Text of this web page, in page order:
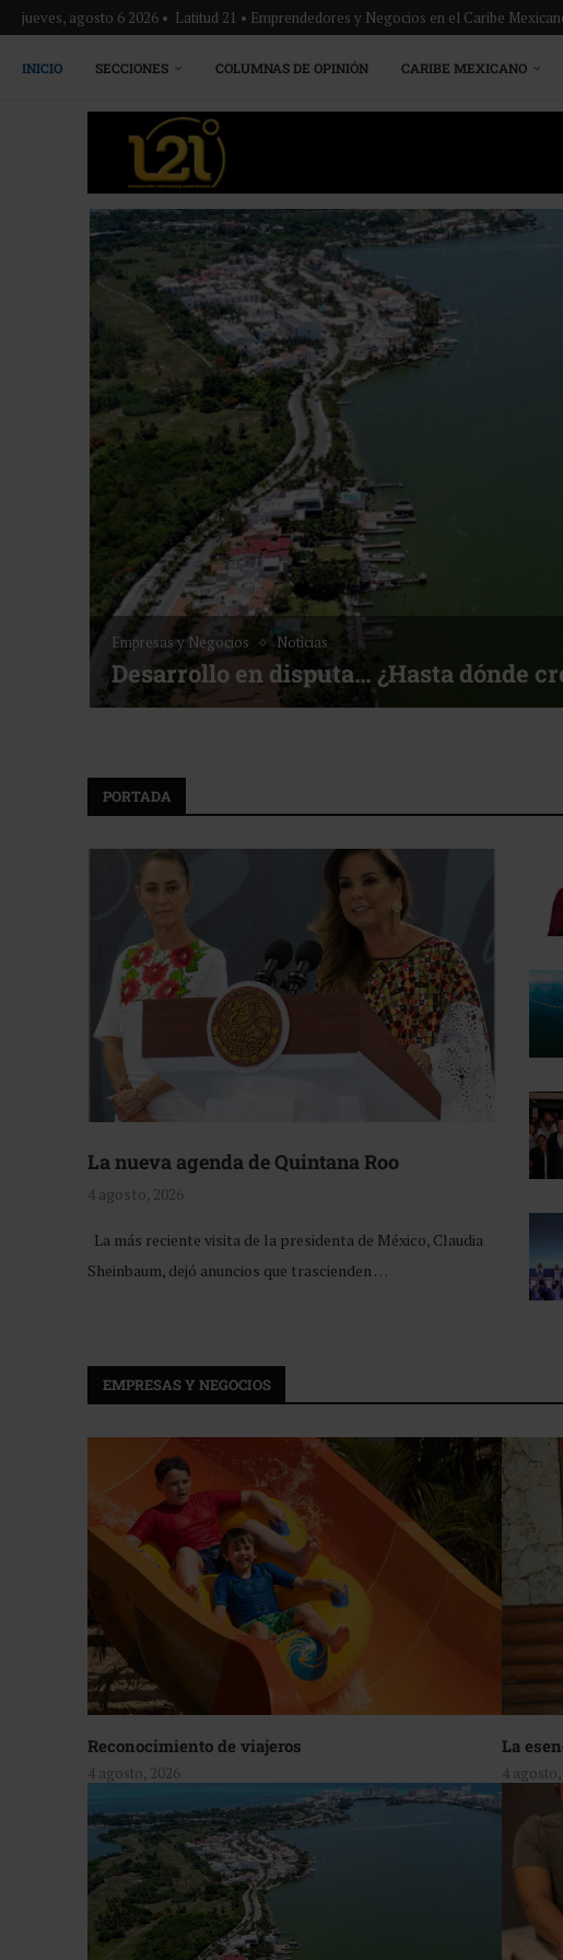
jueves, agosto 6 2026 • Latitud 21 • Emprendedores y Negocios en el Caribe
INICIO SECCIONES COLUMNAS DE OPINIÓN CARIBE MEXICANO
Noticias
Bottega, un viaje servido a la mesa
PORTADA
La nueva agenda de Quintana Roo
4 agosto, 2026
La más reciente visita de la presidenta de México, Claudia
Sheinbaum, dejó anuncios que trascienden …
EMPRESAS Y NEGOCIOS
Reconocimiento de viajeros
4 agosto, 2026
La
4